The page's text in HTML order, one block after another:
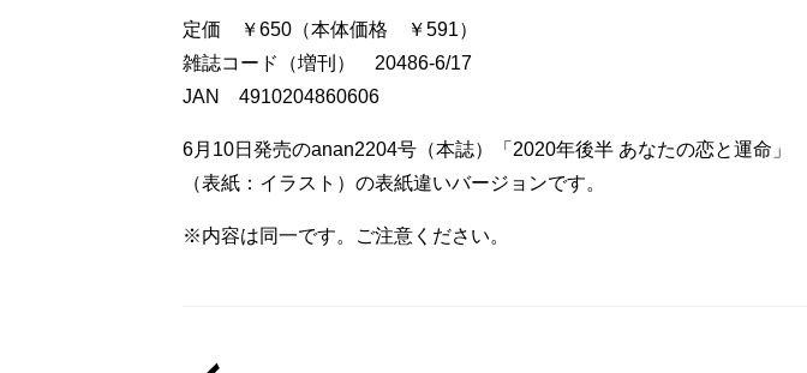
定価 ￥650（本体価格 ￥591）
雑誌コード（増刊） 20486-6/17
JAN 4910204860606
6月10日発売のanan2204号（本誌）「2020年後半 あなたの恋と運命」
（表紙：イラスト）の表紙違いバージョンです。
※内容は同一です。ご注意ください。